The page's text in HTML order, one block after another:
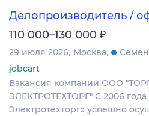
Делопроизводитель /
110 000–130 000 ₽
29 июля 2026 Москва
jobcart
Вакансия компании ООО
ЭЛЕКТРОТЕХТОРГ" С 2006
Электротехторг» успешно